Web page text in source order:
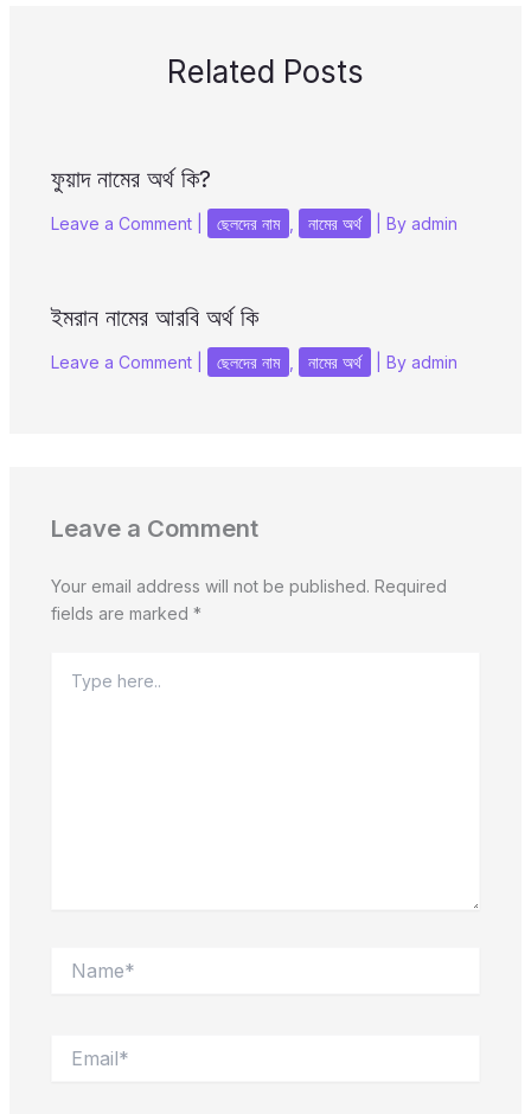
Related Posts
ফুয়াদ নামের অর্থ কি?
Leave a Comment ছেলদের নাম নামের অর্থ | By admin
ইমরান নামের আরবি অর্থ কি
Leave a Comment ছেলদের নাম নামের অর্থ | By admin
Leave a Comment
Your email address will not be published. Required
fields are marked *
here..